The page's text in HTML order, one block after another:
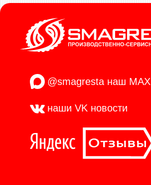
@smagresta наш MAX
наши VK новости